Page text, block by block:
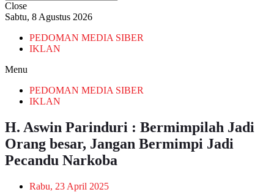
Close
Sabtu, 8 Agustus 2026
PEDOMAN MEDIA SIBER
IKLAN
Menu
PEDOMAN MEDIA SIBER
IKLAN
H. Aswin Parinduri : Bermimpilah Jadi
Orang besar, Jangan Bermimpi Jadi
Pecandu Narkoba
Rabu, 23 April 2025